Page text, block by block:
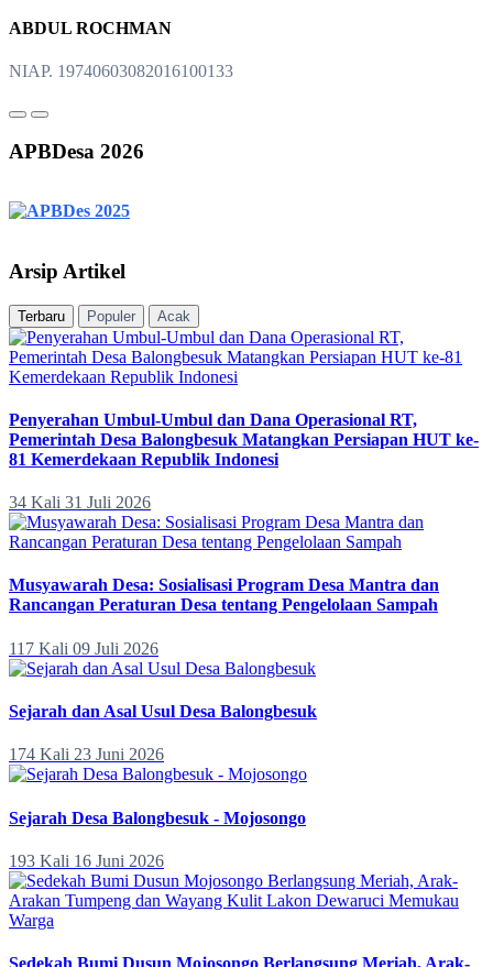
ABDUL ROCHMAN
NIAP. 19740603082016100133
APBDesa 2026
Arsip Artikel
Terbaru Populer Acak
Penyerahan Umbul-Umbul dan Dana Operasional RT,
Pemerintah Desa Balongbesuk Matangkan Persiapan HUT ke-
81 Kemerdekaan Republik Indonesi
34 Kali 31 Juli 2026
Musyawarah Desa: Sosialisasi Program Desa Mantra dan
Rancangan Peraturan Desa tentang Pengelolaan Sampah
117 Kali 09 Juli 2026
Sejarah dan Asal Usul Desa Balongbesuk
174 Kali 23 Juni 2026
Sejarah Desa Balongbesuk - Mojosongo
193 Kali 16 Juni 2026
Sedekah Bumi Dusun Mojosongo Berlangsung Meriah, Arak-